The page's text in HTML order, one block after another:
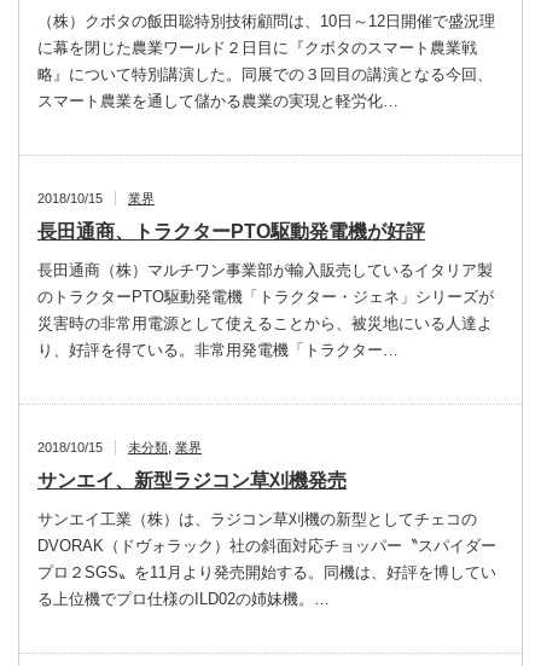
（株）クボタの飯田聡特別技術顧問は、10日～12日開催で盛況理
に幕を閉じた農業ワールド２日目に『クボタのスマート農業戦
略』について特別講演した。同展での３回目の講演となる今回、
スマート農業を通して儲かる農業の実現と軽労化…
2018/10/15 業界
長田通商、トラクターPTO駆動発電機が好評
長田通商（株）マルチワン事業部が輸入販売しているイタリア製
のトラクターPTO駆動発電機「トラクター・ジェネ」シリーズが
災害時の非常用電源として使えることから、被災地にいる人達よ
り、好評を得ている。非常用発電機「トラクター…
2018/10/15 未分類 業界
サンエイ、新型ラジコン草刈機発売
サンエイ工業（株）は、ラジコン草刈機の新型としてチェコの
DVORAK（ドヴォラック）社の斜面対応チョッパー〝スパイダー
プロ２SGS〟を11月より発売開始する。同機は、好評を博してい
る上位機でプロ仕様のILD02の姉妹機。…